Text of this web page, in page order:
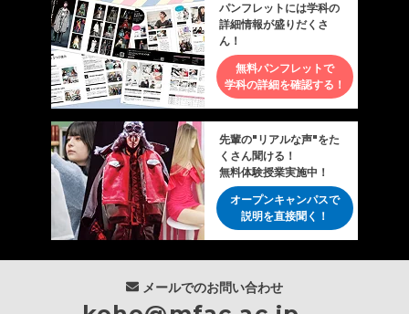
パンフレットには学科の
詳細情報が盛りだくさ
ん！
無料パンフレットで
学科の詳細を確認する！
先輩の"リアルな声"をた
くさん聞ける！
無料体験授業実施中！
オープンキャンパスで
説明を直接聞く！
メールでのお問い合わせ